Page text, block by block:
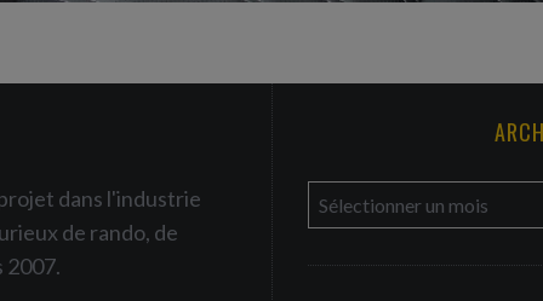
dans l'industrie
de rando, de
2007.
r
c